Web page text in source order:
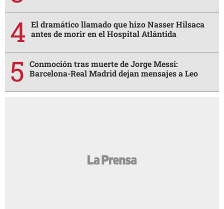
El dramático llamado que hizo Nasser Hilsaca
antes de morir en el Hospital Atlántida
Conmoción tras muerte de Jorge Messi:
Barcelona-Real Madrid dejan mensajes a Leo